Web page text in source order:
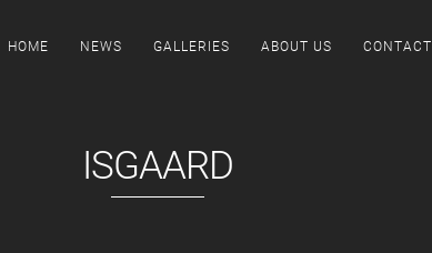
HOME NEWS GALLERIES ABOUT US CONTACT
ISGAARD